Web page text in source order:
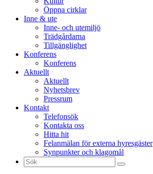
Öppna cirklar
Inne & ute
Inne- och utemiljö
Trädgårdarna
Tillgänglighet
Konferens
Konferens
Aktuellt
Aktuellt
Nyhetsbrev
Pressrum
Kontakt
Telefonsök
Kontakta oss
Hitta hit
Felanmälan för externa hyresgäster
Synpunkter och klagomål
Sök
efter: